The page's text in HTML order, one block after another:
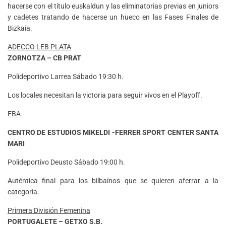
hacerse con el título euskaldun y las eliminatorias previas en juniors
y cadetes tratando de hacerse un hueco en las Fases Finales de
Bizkaia.
ADECCO LEB PLATA
ZORNOTZA – CB PRAT
Polideportivo Larrea Sábado 19:30 h.
Los locales necesitan la victoria para seguir vivos en el Playoff.
EBA
CENTRO DE ESTUDIOS MIKELDI -FERRER SPORT CENTER SANTA
MARI
Polideportivo Deusto Sábado 19:00 h.
Auténtica final para los bilbaínos que se quieren aferrar a la
categoría.
Primera División Femenina
PORTUGALETE – GETXO S.B.